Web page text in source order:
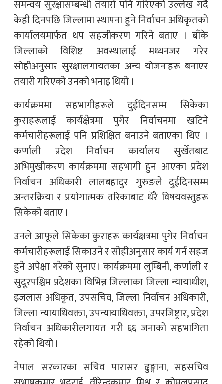
समन्वय सुरक्षासम्बन्धी तयारी पनि गरिएको उल्लेख गर्दै
केही दिनपछि जिल्लामा स्थापना हुने निर्वाचन अधिकृतको
कार्यालयमार्फत थप सहजीकरण गरिने बताए । बाँके
जिल्लाको विशिष्ट अवस्थालाई मध्यनजर गरेर
सोहीअनुसार सुरक्षालगायतका अन्य योजनाहरू बनाएर
तयारी गरिएको उनको भनाइ थियो ।
कार्यक्रममा सहभागीहरूले दुईदिनसम्म सिकेका
कुराहरूलाई कार्यक्षेत्रमा पुगेर निर्वाचनमा खटिने
कर्मचारीहरूलाई पनि प्रशिक्षित बनाउने बताएका थिए ।
कर्णाली प्रदेश निर्वाचन कार्यालय सुर्खेतबाट
अभिमुखीकरण कार्यक्रममा सहभागी हुन आएका प्रदेश
निर्वाचन अधिकारी लालबहादुर गुरुङले दुईदिनसम्म
अन्तरक्रिया र प्रयोगात्मक तरिकाबाट धेरै विषयवस्तुहरू
सिकेको बताए ।
उनले आफूले सिकेका कुराहरू कार्यक्षत्रमा पुगेर निर्वाचन
कर्मचारीहरूलाई सिकाउने र सोहीअनुसार कार्य गर्न सहज
हुने अपेक्षा गरेको सुनाए। कार्यक्रममा लुम्बिनी, कर्णाली र
सुदूरपश्चिम प्रदेशका विभिन्न जिल्लाका जिल्ला न्यायाधीश,
इजलास अधिकृत, उपसचिव, जिल्ला निर्वाचन अधिकारी,
जिल्ला न्यायाधिवक्ता, उपन्यायाधिवक्ता, उपरजिष्ट्रार, प्रदेश
निर्वाचन अधिकारीलगायत गरी ६६ जनाको सहभागिता
रहेको थियो ।
नेपाल सरकारका सचिव पारासर ढुङ्गाना, सहसचिव